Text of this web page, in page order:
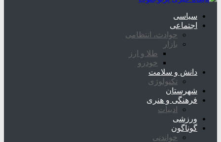
سیاسی
اجتماعی
حوادث، انتظامی
بازار
طلا و ارز
خودرو
دانش و سلامت
تکنولوژی
شهرستان
فرهنگی و هنری
ادبیات
ورزشی
گوناگون
خواندنی